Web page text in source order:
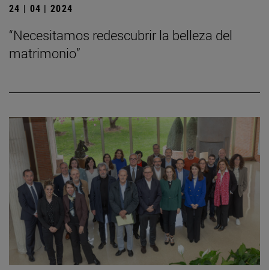
24 | 04 | 2024
“Necesitamos redescubrir la belleza del
matrimonio”